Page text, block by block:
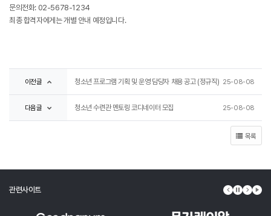
문의전화: 02-5678-1234
최종 합격자에게는 개별 안내 예정입니다.
이전글 청소년 프로그램 기획 및 운영 담당자 채용 공고 (정규직) 25-08-08
다음글 청소년 수련관 멘토링 코디네이터 모집 25-08-08
목록
관련사이트 이전 배너
배너 정지
다음 배
배